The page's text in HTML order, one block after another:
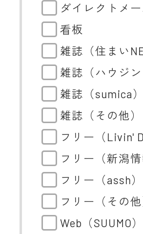
ダイレクトメ
看板
雑誌（住まい
雑誌（ハウジン
雑誌（sumica）
雑誌（その他）
フリー（Livin'
フリー（新潟情
フリー（assh）
フリー（その他
Web（SUUMO）